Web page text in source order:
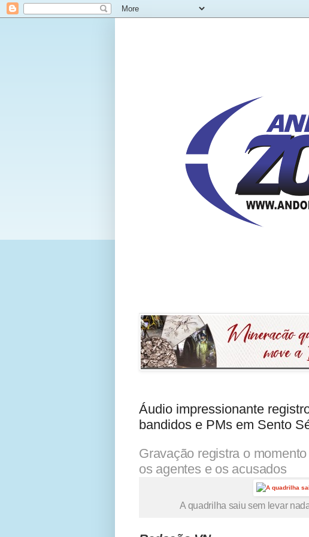
Áudio impressionante
bandidos e PMs em Sento
Gravação registra o
os agentes e os acusados
A quadrilha saiu sem levar